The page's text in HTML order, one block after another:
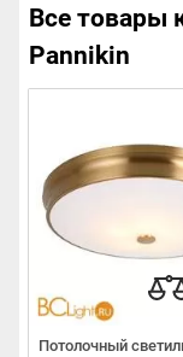
Все товары
Pannikin
Потолочный